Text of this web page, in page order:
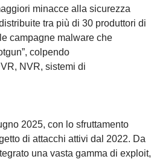
minacce alla sicurezza
tra più di 30 produttori di
campagne malware che
colpendo
NVR, sistemi di
2025, con lo sfruttamento
di attacchi attivi dal 2022. Da
una vasta gamma di exploit,